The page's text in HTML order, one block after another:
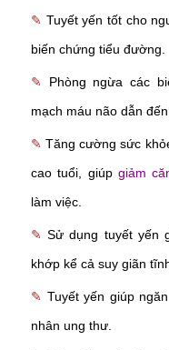
✎ Tuyết yến tốt cho
biến chứng tiểu đường.
✎ Phòng ngừa các
mạch máu não dẫn
✎Tăng cường sức
cao tuổi, giúpgiảm
làm việc.
✎Sử dụng tuyết yến
khớp kể cả suy giãn
✎ Tuyết yến giúp
nhân ung thư.